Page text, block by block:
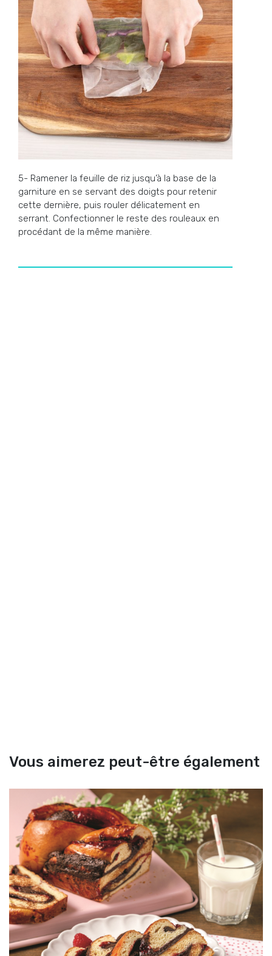
5- Ramener la feuille de riz jusqu’à la base de la
garniture en se servant des doigts pour retenir
cette dernière, puis rouler délicatement en
serrant. Confectionner le reste des rouleaux en
procédant de la même manière.
Vous aimerez peut-être également